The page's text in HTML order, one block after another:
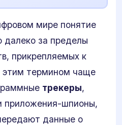
мире понятие
далеко за пределы
прикрепляемых к
этим термином чаще
трекеры,
приложения-шпионы,
данные о